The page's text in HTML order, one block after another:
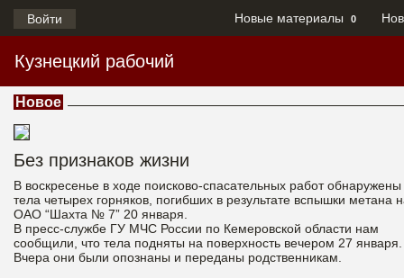
Войти Новые материалы 0
Кузнецкий рабочий
Новое
Без признаков жизни
В воскресенье в ходе поисково-спасательных работ обнаружены
тела четырех горняков, погибших в результате вспышки метана
ОАО “Шахта № 7” 20 января.
В пресс-службе ГУ МЧС России по Кемеровской области нам
сообщили, что тела подняты на поверхность вечером 27 января.
Вчера они были опознаны и переданы родственникам.